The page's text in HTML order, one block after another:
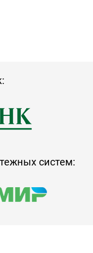
систем: